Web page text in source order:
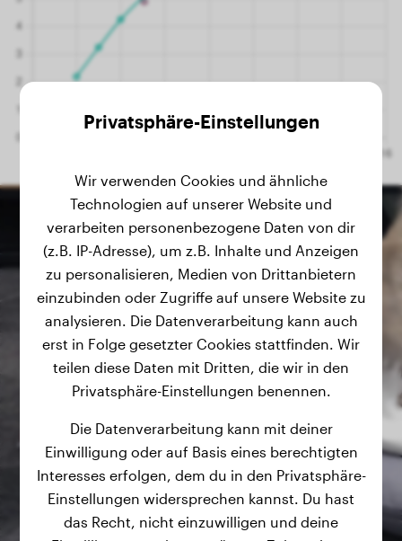
Privatsphäre-Einstellungen
Wir verwenden Cookies und ähnliche
Technologien auf unserer Website und
verarbeiten personenbezogene Daten von dir
(z.B. IP-Adresse), um z.B. Inhalte und Anzeigen
zu personalisieren, Medien von Drittanbietern
einzubinden oder Zugriffe auf unsere Website zu
analysieren. Die Datenverarbeitung kann auch
erst in Folge gesetzter Cookies stattfinden. Wir
teilen diese Daten mit Dritten, die wir in den
Privatsphäre-Einstellungen benennen.
Die Datenverarbeitung kann mit deiner
Einwilligung oder auf Basis eines berechtigten
Interesses erfolgen, dem du in den Privatsphäre-
Einstellungen widersprechen kannst. Du hast
das Recht, nicht einzuwilligen und deine